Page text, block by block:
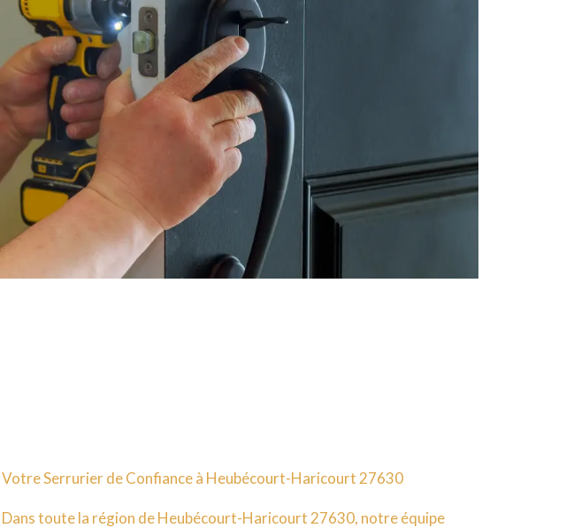
Votre Serrurier de Confiance à Heubécourt-Haricourt 27630
Dans toute la région de Heubécourt-Haricourt 27630, notre équipe